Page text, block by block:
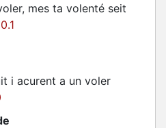
, mes ta volenté seit
i acurent a un voler